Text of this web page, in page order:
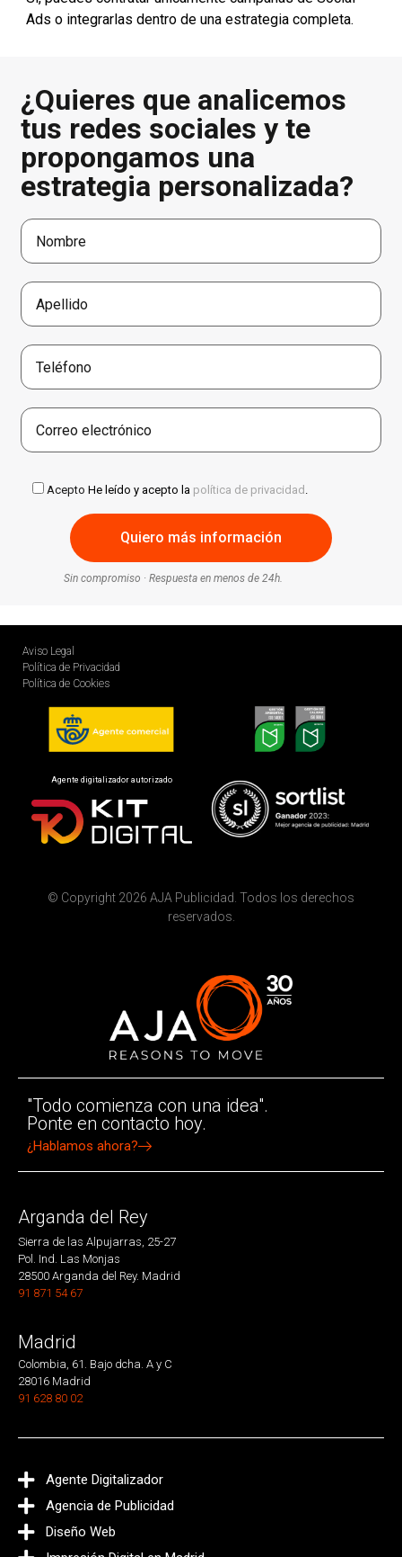
Ads o integrarlas dentro de una estrategia completa.
¿Quieres que analicemos
tus redes sociales y te
propongamos una
estrategia personalizada?
Acepto He leído y acepto la política de privacidad .
Sin compromiso · Respuesta en menos de 24h.
Aviso Legal
Política de Privacidad
Política de Cookies
Agente digitalizador autorizado
© Copyright 2026 AJA Publicidad. Todos los derechos
reservados.
"Todo comienza con una idea".
Ponte en contacto hoy.
¿Hablamos ahora?
Arganda del Rey
Sierra de las Alpujarras, 25-27
Pol. Ind. Las Monjas
28500 Arganda del Rey. Madrid
91 871 54 67
Madrid
Colombia, 61. Bajo dcha. A y C
28016 Madrid
91 628 80 02
Agente Digitalizador
Agencia de Publicidad
Diseño Web